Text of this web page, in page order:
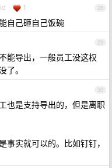
28
1
自己砸自己饭碗
29
能导出，一般员工没这权
了。
30
也是支持导出的，但是离职
实就可以的。比如钉钉，